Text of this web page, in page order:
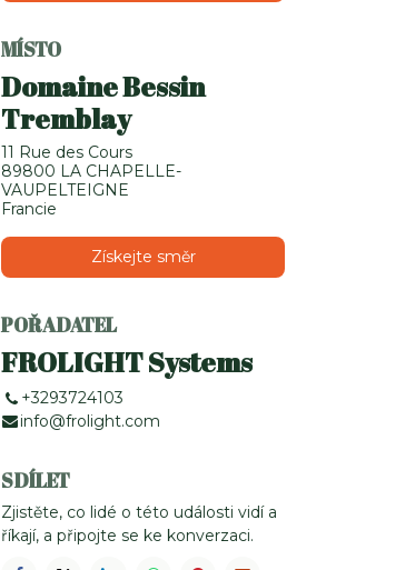
MÍSTO
Domaine Bessin
Tremblay
11 Rue des Cours
89800 LA CHAPELLE-
VAUPELTEIGNE
Francie
Získejte směr
POŘADATEL
FROLIGHT Systems
+3293724103
info@frolight.com
SDÍLET
Zjistěte, co lidé o této události vidí a
říkají, a připojte se ke konverzaci.